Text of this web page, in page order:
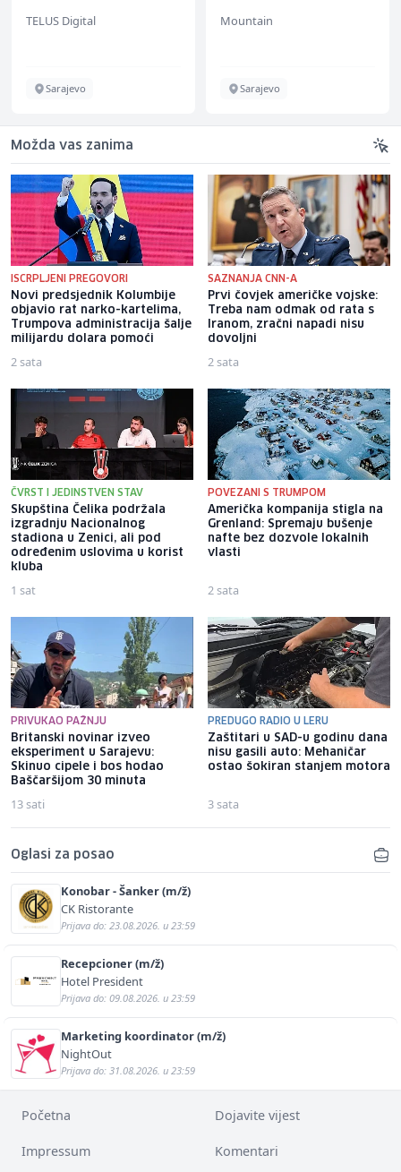
TELUS Digital
Sarajevo
Mountain
Sarajevo
Možda vas zanima
ISCRPLJENI PREGOVORI
Novi predsjednik Kolumbije
objavio rat narko-kartelima,
Trumpova administracija šalje
milijardu dolara pomoći
2 sata
SAZNANJA CNN-A
Prvi čovjek američke vojske:
Treba nam odmak od rata s
Iranom, zračni napadi nisu
dovoljni
2 sata
ČVRST I JEDINSTVEN STAV
Skupština Čelika podržala
izgradnju Nacionalnog
stadiona u Zenici, ali pod
određenim uslovima u korist
kluba
1 sat
POVEZANI S TRUMPOM
Američka kompanija stigla na
Grenland: Spremaju bušenje
nafte bez dozvole lokalnih
vlasti
2 sata
PRIVUKAO PAŽNJU
Britanski novinar izveo
eksperiment u Sarajevu:
Skinuo cipele i bos hodao
Baščaršijom 30 minuta
13 sati
PREDUGO RADIO U LERU
Zaštitari u SAD-u godinu dana
nisu gasili auto: Mehaničar
ostao šokiran stanjem motora
3 sata
Oglasi za posao
Konobar - Šanker (m/ž)
CK Ristorante
Prijava do: 23.08.2026. u 23:59
Recepcioner (m/ž)
Hotel President
Prijava do: 09.08.2026. u 23:59
Marketing koordinator (m/ž)
NightOut
Prijava do: 31.08.2026. u 23:59
Početna Dojavite vijest
Impressum Komentari